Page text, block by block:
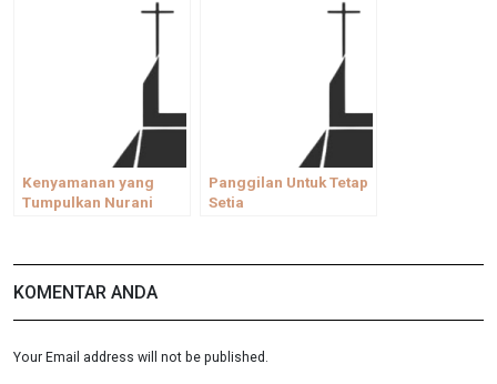
Kenyamanan yang
Tumpulkan Nurani
Panggilan Untuk Tetap
Setia
KOMENTAR ANDA
Your Email address will not be published.